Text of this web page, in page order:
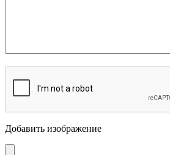
Добавить изображение